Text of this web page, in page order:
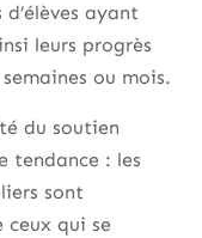
ayant
leurs progrès
ou mois.
du soutien
tendance : les
sont
ceux qui se